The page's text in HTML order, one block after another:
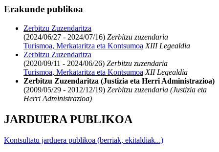
Erakunde publikoa
Zerbitzu Zuzendaritza
(2024/06/27 - 2024/07/16) Zerbitzu zuzendaria
Turismoa, Merkataritza eta Kontsumoa XIII Legealdia
Zerbitzu Zuzendaritza
(2020/09/11 - 2024/06/26) Zerbitzu zuzendaria
Turismoa, Merkataritza eta Kontsumoa XII Legealdia
Zerbitzu Zuzendaritza (Justizia eta Herri Administrazioa)
(2009/05/29 - 2012/12/19) Zerbitzu zuzendaria (Justizia eta
Herri Administrazioa)
JARDUERA PUBLIKOA
Kontsultatu jarduera publikoa (berriak, ekitaldiak...)